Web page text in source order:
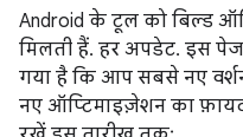
Android के टूल को बिल्ड
मिलती हैं. हर अपडेट. इस
गया है कि आप सबसे नए
नए ऑप्टिमाइज़ेशन का